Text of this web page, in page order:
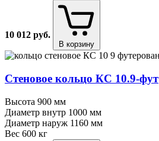
10 012 руб.
В корзину
Стеновое кольцо КС 10.9⁠-⁠фут
Высота 900 мм
Диаметр внутр 1000 мм
Диаметр наруж 1160 мм
Вес 600 кг